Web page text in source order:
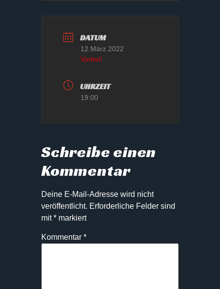
DATUM
12.März.2022
Vorbei!
UHRZEIT
19:00
Schreibe einen
Kommentar
Deine E-Mail-Adresse wird nicht
veröffentlicht. Erforderliche Felder sind
mit* markiert
Kommentar *